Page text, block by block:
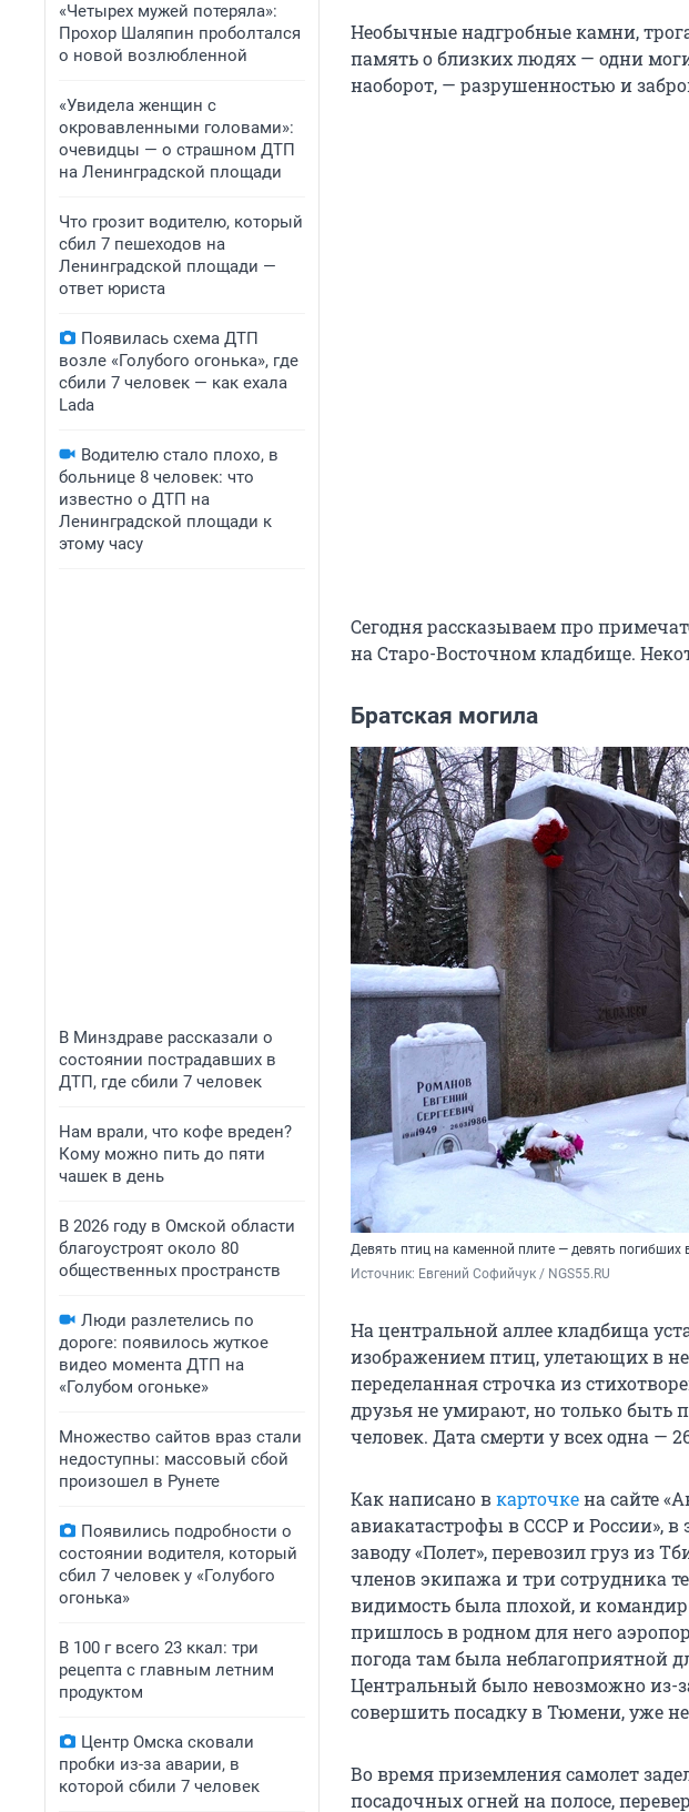
«Четырех мужей потеряла»:
Прохор Шаляпин проболтался
о новой возлюбленной
«Увидела женщин с
окровавленными головами»:
очевидцы — о страшном ДТП
на Ленинградской площади
Что грозит водителю, который
сбил 7 пешеходов на
Ленинградской площади —
ответ юриста
Появилась схема ДТП
возле «Голубого огонька», где
сбили 7 человек — как ехала
Lada
Водителю стало плохо, в
больнице 8 человек: что
известно о ДТП на
Ленинградской площади к
этому часу
В Минздраве рассказали о
состоянии пострадавших в
ДТП, где сбили 7 человек
Нам врали, что кофе вреден?
Кому можно пить до пяти
чашек в день
В 2026 году в Омской области
благоустроят около 80
общественных пространств
Люди разлетелись по
дороге: появилось жуткое
видео момента ДТП на
«Голубом огоньке»
Множество сайтов враз стали
недоступны: массовый сбой
произошел в Рунете
Появились подробности о
состоянии водителя, который
сбил 7 человек у «Голубого
огонька»
В 100 г всего 23 ккал: три
рецепта с главным летним
продуктом
Центр Омска сковали
пробки из-за аварии, в
которой сбили 7 человек
Необычные надгробные камни,
память о близких людях — одни
наоборот, — разрушенностью и
Сегодня рассказываем про
на Старо-Восточном кладбище.
Братская могила
Девять птиц на каменной плите — девять погибших
Источник: Евгений Софийчук / NGS55.RU
На центральной аллее кладбища
изображением птиц, улетающих в
переделанная строчка из
друзья не умирают, но только быть
человек. Дата смерти у всех одна —
Как написано вкарточкена сайте
авиакатастрофы в СССР и России»,
заводу «Полет», перевозил груз из
членов экипажа и три сотрудника
видимость была плохой, и
пришлось в родном для него
погода там была неблагоприятной
Центральный было невозможно из-
совершить посадку в Тюмени, уже
Во время приземления самолет
посадочных огней на полосе,